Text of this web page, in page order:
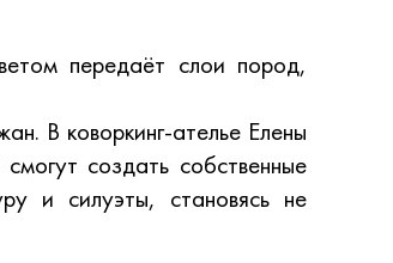
передаёт слои пород,
В коворкинг-ателье Елены
создать собственные
и силуэты, становясь не